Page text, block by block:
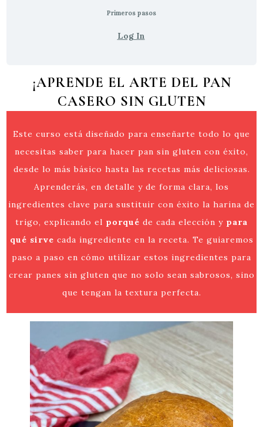
Primeros pasos
Log In
¡APRENDE EL ARTE DEL PAN
CASERO SIN GLUTEN
Este curso está diseñado para enseñarte todo lo que
necesitas saber para hacer pan sin gluten con éxito,
desde lo más básico hasta las recetas más deliciosas.
Aprenderás, en detalle y de forma clara, los
ingredientes clave para sustituir con éxito la harina de
trigo, explicando el porqué de cada elección y para
qué sirve cada ingrediente en la receta. Te guiaremos
paso a paso en cómo utilizar estos ingredientes para
crear panes sin gluten que no solo sean sabrosos, sino
que tengan la textura perfecta.